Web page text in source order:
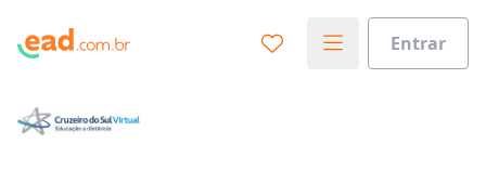
Entrar
Vamos te guiar no caminho ideal para seus estudos